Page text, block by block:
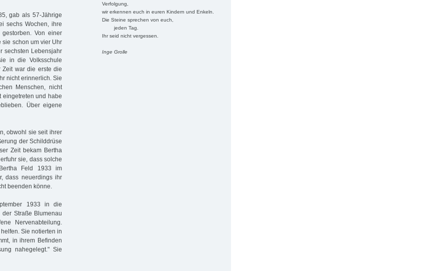
Verfolgung,
wir erkennen euch in euren Kindern und Enkeln.
Die Steine sprechen von euch,
jeden Tag.
Ihr seid nicht vergessen.
Inge Grolle
gab als 57-Jährige
sechs Wochen, ihre
Von einer
sie schon um vier Uhr
sechsten Lebensjahr
in die Volksschule
war die erste die
nicht erinnerlich. Sie
Menschen, nicht
eingetreten und habe
Über eigene
obwohl sie seit ihrer
der Schilddrüse
Zeit bekam Bertha
sie, dass solche
Feld 1933 im
dass neuerdings ihr
beenden könne.
1933 in die
Straße Blumenau
Nervenabteilung.
Sie notierten in
in ihrem Befinden
nahegelegt." Sie